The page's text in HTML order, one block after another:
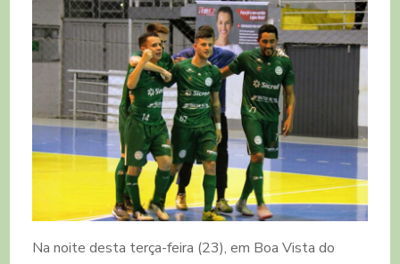
goleia
ABELC
jogando
Na noite desta terça-feira (23), em Boa Vista do